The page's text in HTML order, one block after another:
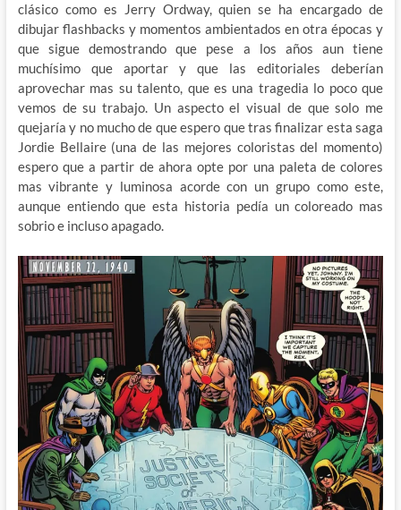
clásico como es Jerry Ordway, quien se ha encargado de
dibujar flashbacks y momentos ambientados en otra épocas y
que sigue demostrando que pese a los años aun tiene
muchísimo que aportar y que las editoriales deberían
aprovechar mas su talento, que es una tragedia lo poco que
vemos de su trabajo. Un aspecto el visual de que solo me
quejaría y no mucho de que espero que tras finalizar esta saga
Jordie Bellaire (una de las mejores coloristas del momento)
espero que a partir de ahora opte por una paleta de colores
mas vibrante y luminosa acorde con un grupo como este,
aunque entiendo que esta historia pedía un coloreado mas
sobrio e incluso apagado.